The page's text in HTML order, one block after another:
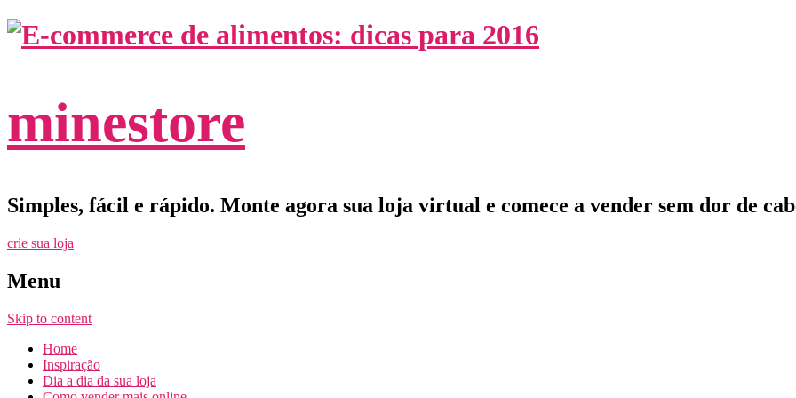
minestore
Simples, fácil e rápido. Monte agora sua loja virtual e comece a vender sem dor de
crie sua loja
Menu
Skip to content
Home
Inspiração
Dia a dia da sua loja